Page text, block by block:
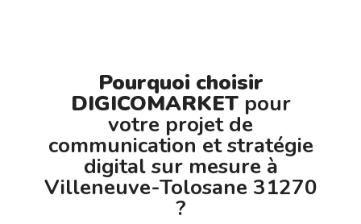
Pourquoi choisir
DIGICOMARKETpour
votre projet de
communication et stratégie
digital sur mesure à
Villeneuve-Tolosane 31270
?